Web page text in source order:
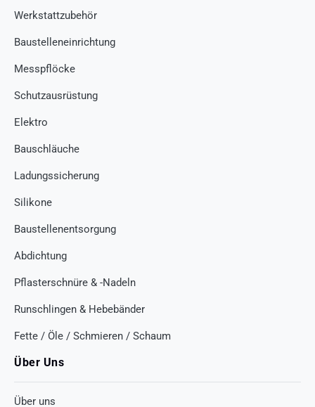
Werkstattzubehör
Baustelleneinrichtung
Messpflöcke
Schutzausrüstung
Elektro
Bauschläuche
Ladungssicherung
Silikone
Baustellenentsorgung
Abdichtung
Pflasterschnüre & -Nadeln
Runschlingen & Hebebänder
Fette / Öle / Schmieren / Schaum
Über Uns
Über uns